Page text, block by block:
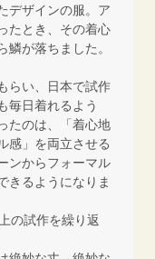
デザインの服。ア
たとき、その着心
が落ちました。
らい、日本で試作
毎日着れるよう
たのは、「着心地
感」を両立させる
ンからフォーマル
きるようになりま
の試作を繰り返